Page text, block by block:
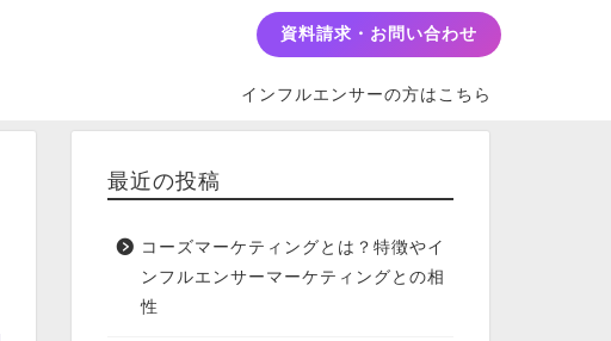
資料請求・お問い合わせ
インフルエンサーの方はこちら
最近の投稿
コーズマーケティングとは？特徴やイ
ンフルエンサーマーケティングとの相
性